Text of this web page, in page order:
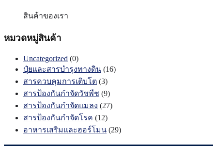
สินค้าของเรา
หมวดหมู่สินค้า
Uncategorized (0)
ปุ๋ยเเละสารบำรุงทางดิน (16)
สารควบคุมการเติบโต (3)
สารป้องกันกำจัดวัชพืช (9)
สารป้องกันกำจัดแมลง (27)
สารป้องกันกำจัดโรค (12)
อาหารเสริมเเละฮอร์โมน (29)